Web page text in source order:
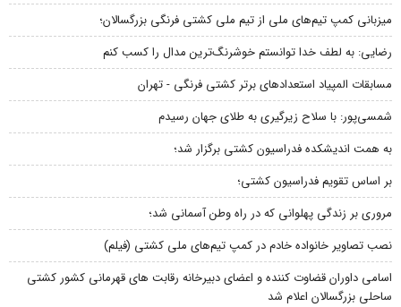
میزبانی کمپ تیم‌های ملی از تیم ملی کشتی فرنگی بزرگسالان؛
رضایی: به لطف خدا توانستم خوشرنگ‌ترین مدال را کسب کنم
مسابقات المپیاد استعدادهای برتر کشتی فرنگی - تهران
شمسی‌پور: با سلاح زیرگیری به طلای جهان رسیدم
به همت اندیشکده فدراسیون کشتی برگزار شد؛
بر اساس تقویم فدراسیون کشتی؛
مروری بر زندگی پهلوانی که در راه وطن آسمانی شد؛
نصب تصاویر خانواده خادم در کمپ تیم‌های ملی کشتی (فیلم)
اسامی داوران قضاوت کننده و اعضای دبیرخانه رقابت های قهرمانی کشور کشتی
ساحلی بزرگسالان اعلام شد